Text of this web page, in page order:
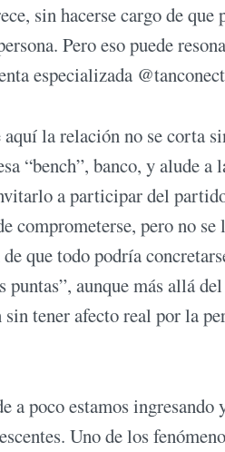
sin hacerse cargo de
Pero eso puede
especializada
la relación no se corta
“bench”, banco, y alude a
a participar del
comprometerse, pero no
que todo podría
aunque más allá
tener afecto real por la
a poco estamos ingresando
Uno de los